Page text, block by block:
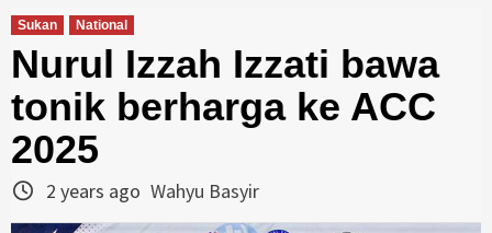
Sukan National
Nurul Izzah Izzati bawa
tonik berharga ke ACC
2025
2 years ago Wahyu Basyir